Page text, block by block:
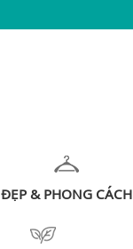
ĐẸP & PHONG CÁCH